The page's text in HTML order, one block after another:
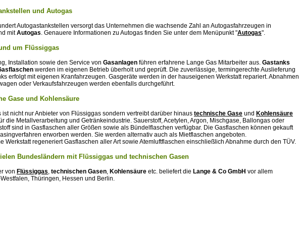
und Autogas
Autogastankstellen versorgt das Unternehmen die wachsende Zahl an Autogasfahrzeugen in
mitAutogas. Genauere Informationen zu Autogas finden Sie unter dem Menüpunkt "Autogas".
um Flüssiggas
Installation sowie den Service von Gasanlagen führen erfahrene Lange Gas Mitarbeiter aus. Gastanks
werden im eigenen Betrieb überholt und geprüft. Die zuverlässige, termingerechte Auslieferung
erfolgt mit eigenen Kranfahrzeugen. Gasgeräte werden in der hauseigenen Werkstatt repariert. Abnahmen
oder Verkaufsfahrzeugen werden ebenfalls durchgeführt.
Gase und Kohlensäure
ist nicht nur Anbieter von Flüssiggas sondern vertreibt darüber hinaus technische Gase und Kohlensäure
die Metallverarbeitung und Getränkeindustrie. Sauerstoff, Acetylen, Argon, Mischgase, Ballongas oder
sind in Gasflaschen aller Größen sowie als Bündelflaschen verfügbar. Die Gasflaschen können gekauft
erworben werden. Sie werden alternativ auch als Mietflaschen angeboten.
Werkstatt regeneriert Gasflaschen aller Art sowie Atemluftflaschen einschließlich Abnahme durch den TÜV.
Bundesländern mit Flüssiggas und technischen Gasen
von Flüssiggas, technischen Gasen, Kohlensäure etc. beliefert die Lange & Co GmbH vor allem
Thüringen, Hessen und Berlin.